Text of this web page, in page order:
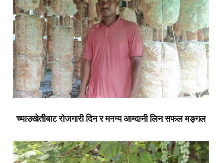
च्याउखेतीबाट रोजगारी दिन र मनग्य आम्दानी लिन सफल मङ्गल